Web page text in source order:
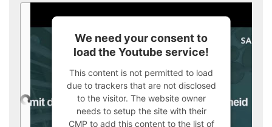
We need your consent to
load the Youtube service!
This content is not permitted to load
due to trackers that are not disclosed
to the visitor. The website owner
needs to setup the site with their
CMP to add this content to the list of